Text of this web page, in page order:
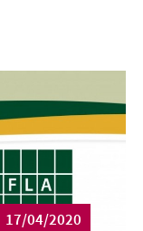
17/04/2020